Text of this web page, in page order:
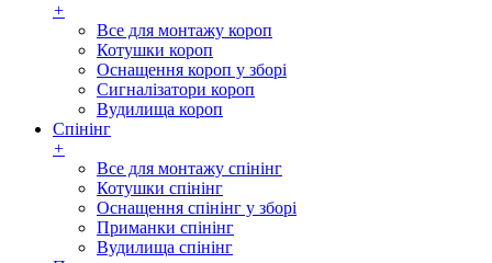
+
Все для монтажу короп
Котушки короп
Оснащення короп у зборі
Сигналізатори короп
Вудилища короп
Спінінг
+
Все для монтажу спінінг
Котушки спінінг
Оснащення спінінг у зборі
Приманки спінінг
Вудилища спінінг